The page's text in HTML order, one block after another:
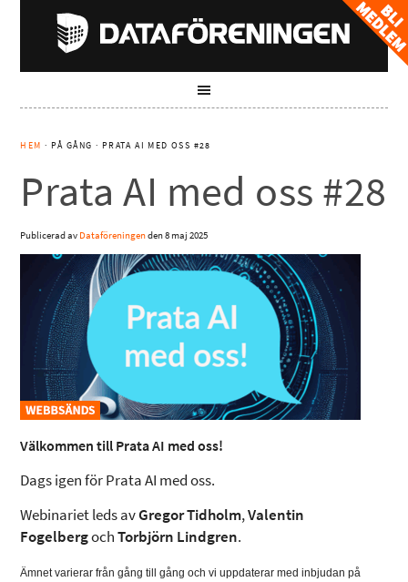
HEM · PÅ GÅNG · PRATA AI MED OSS #28
Prata AI med oss #28
Publicerad av Dataföreningenden8 maj 2025
Välkommen till Prata AI med oss!
Dags igen för Prata AI med oss.
Webinariet leds avGregor Tidholm,Valentin
FogelbergochTorbjörn Lindgren.
Ämnet varierar från gång till gång och vi uppdaterar med inbjudan på